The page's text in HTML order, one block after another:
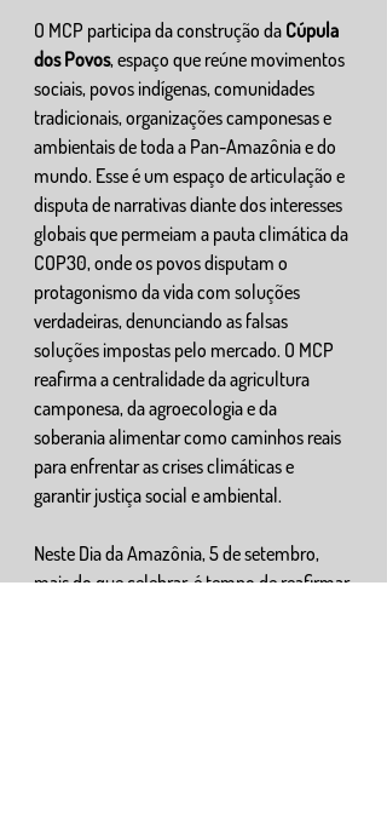
O MCP participa da construção da Cúpula
dos Povos, espaço que reúne movimentos
sociais, povos indígenas, comunidades
tradicionais, organizações camponesas e
ambientais de toda a Pan-Amazônia e do
mundo. Esse é um espaço de articulação e
disputa de narrativas diante dos interesses
globais que permeiam a pauta climática da
COP30, onde os povos disputam o
protagonismo da vida com soluções
verdadeiras, denunciando as falsas
soluções impostas pelo mercado. O MCP
reafirma a centralidade da agricultura
camponesa, da agroecologia e da
soberania alimentar como caminhos reais
para enfrentar as crises climáticas e
garantir justiça social e ambiental.
Neste Dia da Amazônia, 5 de setembro,
mais do que celebrar, é tempo de reafirmar